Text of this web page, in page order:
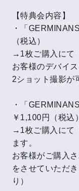
【特典会内容】
・「
（税込）
→1枚ご購入にて
お客様のデバイ
2ショット撮影が
・「
￥1,100円（税
→1枚ご購入にて
ます。
お客様がご購入
をさせていただ
り）